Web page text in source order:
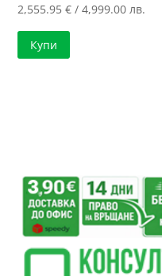
2,555.95€ / 4,999.00 лв.
Купи